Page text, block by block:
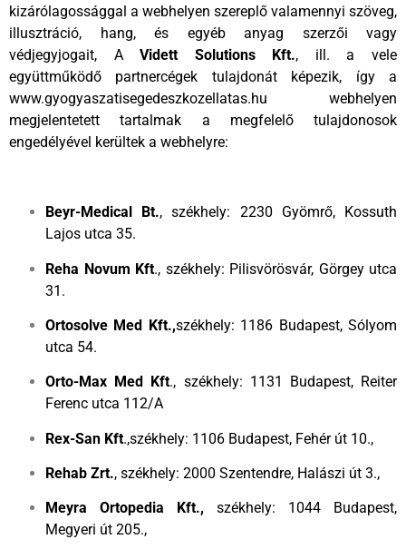
kizárólagossággal a webhelyen szereplő valamennyi szöveg,
illusztráció, hang, és egyéb anyag szerzői vagy
védjegyjogait, AVidett Solutions Kft., ill. a vele
együttműködő partnercégek tulajdonát képezik, így a
www.gyogyaszatisegedeszkozellatas.hu webhelyen
megjelentetett tartalmak a megfelelő tulajdonosok
engedélyével kerültek a webhelyre:
Beyr-Medical Bt., székhely: 2230 Gyömrő, Kossuth
Lajos utca 35.
Reha Novum Kft., székhely: Pilisvörösvár, Görgey utca
31.
Ortosolve Med Kft.,székhely: 1186 Budapest, Sólyom
utca 54.
Orto-Max Med Kft., székhely: 1131 Budapest, Reiter
Ferenc utca 112/A
Rex-San Kft.,székhely: 1106 Budapest, Fehér út 10.,
Rehab Zrt., székhely: 2000 Szentendre, Halászi út 3.,
Meyra Ortopedia Kft., székhely: 1044 Budapest,
Megyeri út 205.,